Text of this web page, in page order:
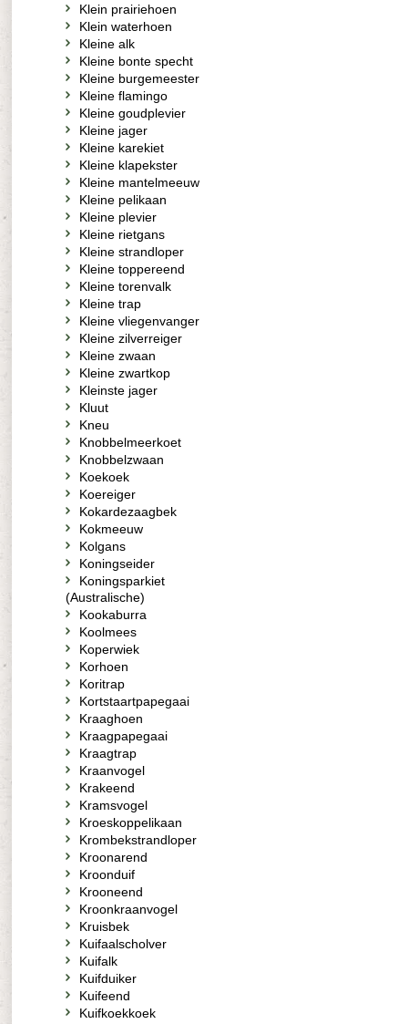
Klein prairiehoen
Klein waterhoen
Kleine alk
Kleine bonte specht
Kleine burgemeester
Kleine flamingo
Kleine goudplevier
Kleine jager
Kleine karekiet
Kleine klapekster
Kleine mantelmeeuw
Kleine pelikaan
Kleine plevier
Kleine rietgans
Kleine strandloper
Kleine toppereend
Kleine torenvalk
Kleine trap
Kleine vliegenvanger
Kleine zilverreiger
Kleine zwaan
Kleine zwartkop
Kleinste jager
Kluut
Kneu
Knobbelmeerkoet
Knobbelzwaan
Koekoek
Koereiger
Kokardezaagbek
Kokmeeuw
Kolgans
Koningseider
Koningsparkiet
(Australische)
Kookaburra
Koolmees
Koperwiek
Korhoen
Koritrap
Kortstaartpapegaai
Kraaghoen
Kraagpapegaai
Kraagtrap
Kraanvogel
Krakeend
Kramsvogel
Kroeskoppelikaan
Krombekstrandloper
Kroonarend
Kroonduif
Krooneend
Kroonkraanvogel
Kruisbek
Kuifaalscholver
Kuifalk
Kuifduiker
Kuifeend
Kuifkoekkoek